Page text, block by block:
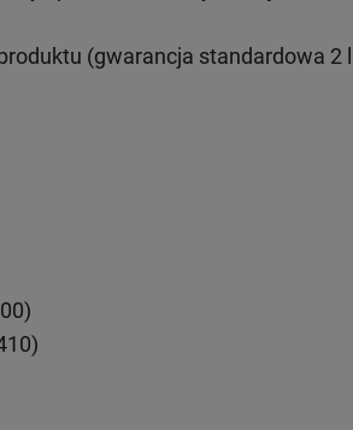
(gwarancja standardowa 2